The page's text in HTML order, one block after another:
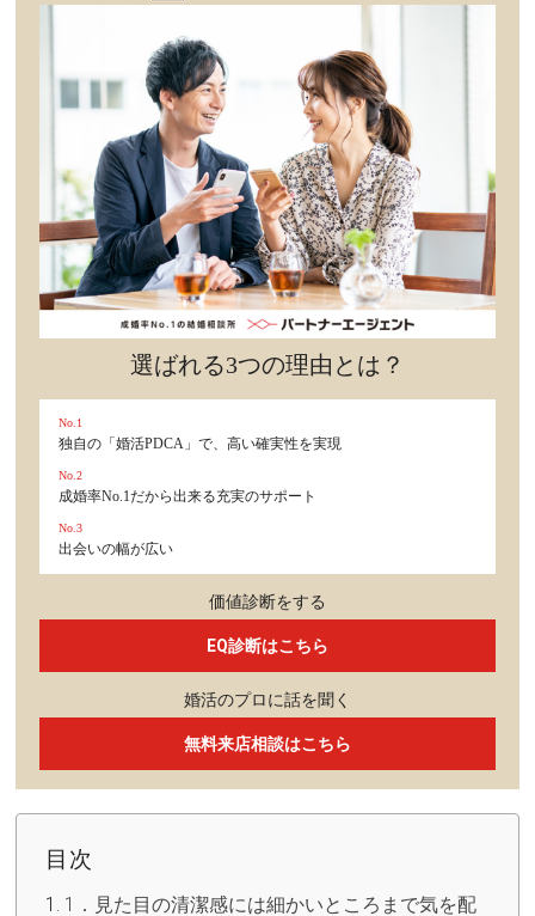
不倫・だめ男
カルチャー・トレンド・芸能
驚き
選ばれる3つの理由とは？
No.1
独自の「婚活PDCA」で、高い確実性を実現
No.2
成婚率No.1だから出来る充実のサポート
No.3
出会いの幅が広い
価値診断をする
EQ診断はこちら
婚活のプロに話を聞く
無料来店相談はこちら
目次
1．見た目の清潔感には細かいところまで気を配